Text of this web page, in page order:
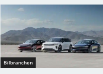
Bilbranchen